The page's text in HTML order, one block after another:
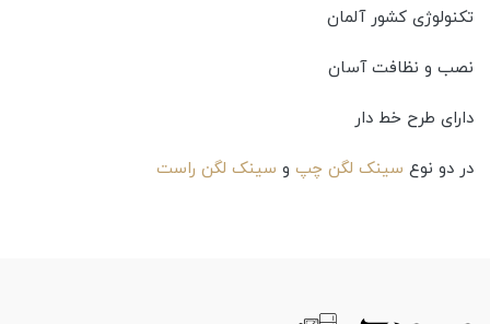
تکنولوژی کشور آلمان
نصب و نظافت آسان
دارای طرح خط دار
در دو نوع سینک لگن چپ و سینک لگن راست